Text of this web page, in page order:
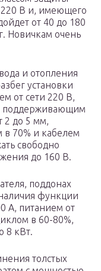
В и, имеющего
от 40 до 180
Новичкам очень
и отопления
установки
от сети 220 В,
поддерживающим
2 до 5 мм,
70% и кабелем
свободно
до 160 В.
поддонах
функции
А, питанием от
в 60-80%,
8 кВт.
толстых